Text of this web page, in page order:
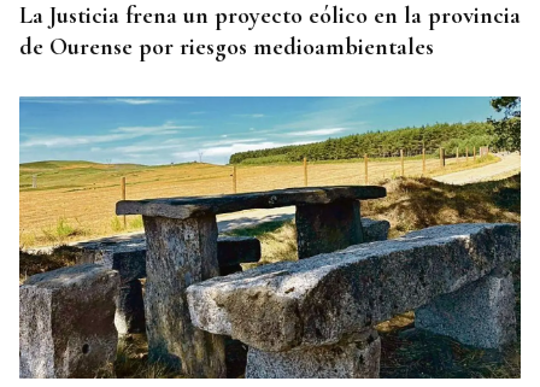
La Justicia frena un proyecto eólico en la provincia
de Ourense por riesgos medioambientales